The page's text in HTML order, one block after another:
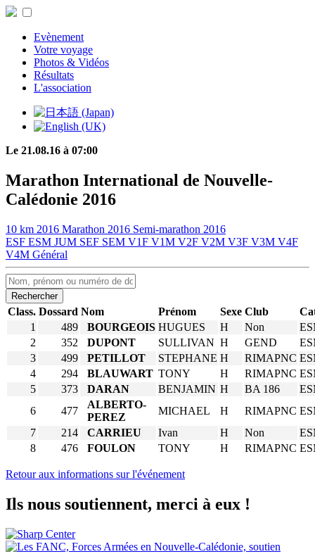
Evènement
Votre voyage
Photos & Vidéos
Résultats
L'association
Le 21.08.16 à 07:00
Marathon International de Nouvelle-
Calédonie 2016
10 km 2016 Marathon 2016 Semi-marathon 2016
ESF ESM JUM SEF SEM V1F V1M V2F V2M V3F V3M V4F
V4M Général
Rechercher
Class. Dossard Nom Prénom Sexe Club
1
489 BOURGEOIS HUGUES H Non
2
352 DUPONT SULLIVAN H GEND
3
499 PETILLOT STEPHANE H RIMAPNC
4
294 BLAUWART TONY H RIMAPNC
5
373 DARAN BENJAMIN H BA 186
6
477
ALBERTO-
PEREZ
MICHAEL H RIMAPNC
7
214 CARRIEU Ivan H Non
8
476 FOULON TONY H RIMAPNC
Retour aux informations sur l'événement
Ils nous soutiennent, merci à eux !